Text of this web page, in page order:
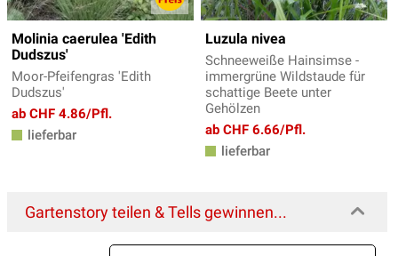
Molinia caerulea 'Edith
Dudszus'
Moor-Pfeifengras 'Edith
Dudszus'
ab CHF 4.86/Pfl.
lieferbar
Luzula nivea
Schneeweiße Hainsimse -
immergrüne Wildstaude für
schattige Beete unter
Gehölzen
ab CHF 6.66/Pfl.
lieferbar
Gartenstory teilen & Tells gewinnen...